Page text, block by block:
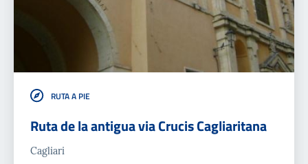
RUTA A PIE
Ruta de la antigua via Crucis Cagliaritana
Cagliari